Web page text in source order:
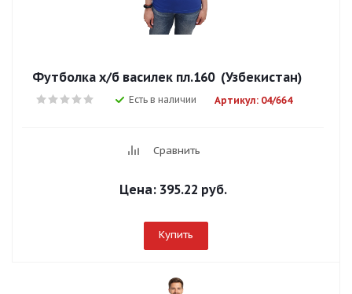
Футболка х/б василек пл.160 (Узбекистан)
Есть в наличии Артикул: 04/664
Сравнить
Цена: 395.22 руб.
Купить